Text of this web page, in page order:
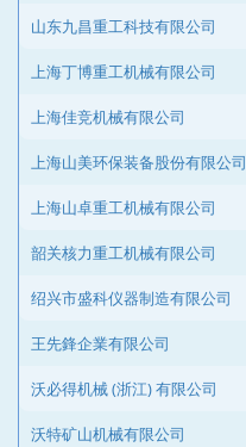
山东九昌重工科技有限公司
上海丁博重工机械有限公司
上海佳竞机械有限公司
上海山美环保装备股份有限公司
上海山卓重工机械有限公司
韶关核力重工机械有限公司
绍兴市盛科仪器制造有限公司
王先鋒企業有限公司
沃必得机械 (浙江) 有限公司
沃特矿山机械有限公司